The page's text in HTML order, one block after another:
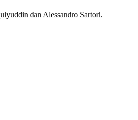
dan Alessandro Sartori.